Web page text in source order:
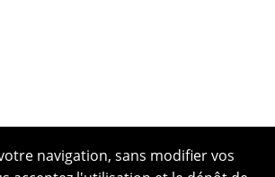
navigation, sans modifier vos